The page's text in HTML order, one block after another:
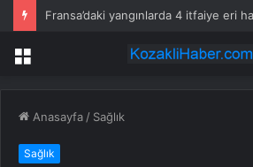
Fransa’daki yangınlarda 4 itfaiye eri
Menü
Anasayfa / Sağlık
Sağlık